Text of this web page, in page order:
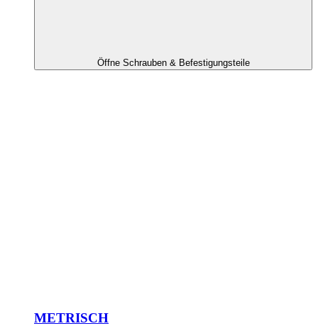
Öffne Schrauben & Befestigungsteile
METRISCH